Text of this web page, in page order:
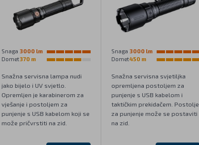
Snaga 3000 lm
Domet370 m
Snažna servisna lampa nudi
jako bijelo i UV svjetlo.
Opremljen je karabinerom za
vješanje i postoljem za
punjenje s USB kabelom koji se
može pričvrstiti na zid.
Snaga 3000 lm
Domet450 m
Snažna servisna svjetiljka
opremljena postoljem za
punjenje s USB kabelom i
taktičkim prekidačem. Postolje
za punjenje može se postaviti
na zid.